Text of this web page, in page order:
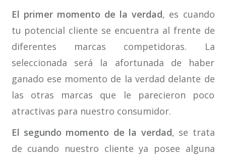
El primer momento de la verdad, es cuando
tu potencial cliente se encuentra al frente de
diferentes marcas competidoras. La
seleccionada será la afortunada de haber
ganado ese momento de la verdad delante de
las otras marcas que le parecieron poco
atractivas para nuestro consumidor.
El segundo momento de la verdad, se trata
de cuando nuestro cliente ya posee alguna